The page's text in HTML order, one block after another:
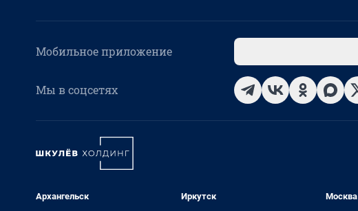
Мобильное приложение
Мы в соцсетях
Архангельск
Иркутск
Москва